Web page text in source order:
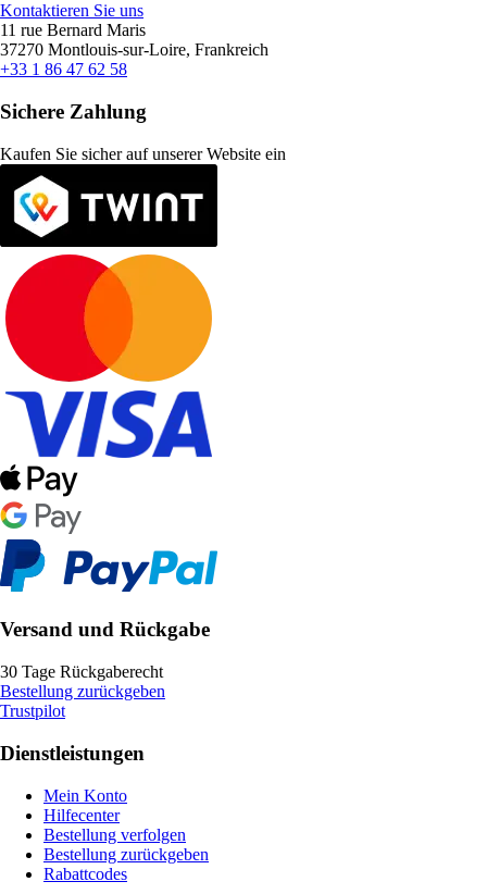
Kontaktieren Sie uns
11 rue Bernard Maris
37270 Montlouis-sur-Loire, Frankreich
+33 1 86 47 62 58
Sichere Zahlung
Kaufen Sie sicher auf unserer Website ein
Versand und Rückgabe
30 Tage Rückgaberecht
Bestellung zurückgeben
Trustpilot
Dienstleistungen
Mein Konto
Hilfecenter
Bestellung verfolgen
Bestellung zurückgeben
Rabattcodes